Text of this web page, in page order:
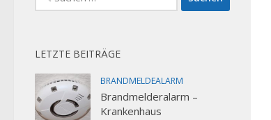
nach:
LETZTE BEITRÄGE
BRANDMELDEALARM
Brandmelderalarm –
Krankenhaus